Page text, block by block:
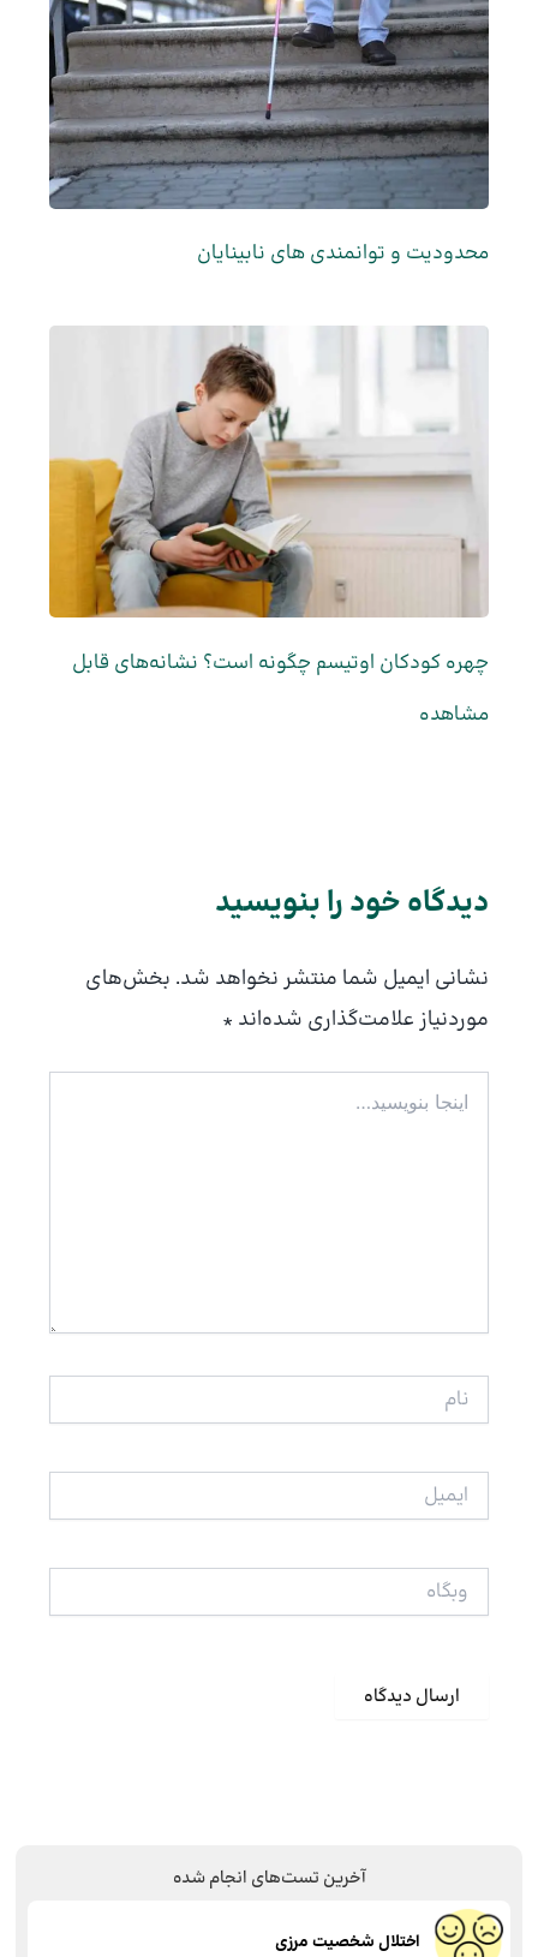
محدودیت و توانمندی های نابینایان
چهره کودکان اوتیسم چگونه است؟ نشانه‌های قابل
مشاهده
دیدگاه‌ خود را بنویسید
نشانی ایمیل شما منتشر نخواهد شد. بخش‌های
موردنیاز علامت‌گذاری شده‌اند *
اینجا
بنویسید…
ایمیل
وبگاه
آخرین تست‌های انجام شده
اختلال شخصیت مرزی